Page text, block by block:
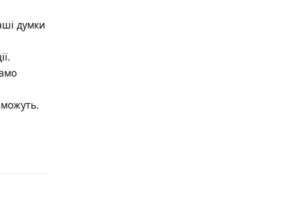
думки